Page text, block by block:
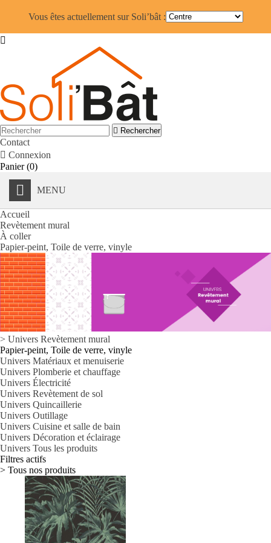
Vous êtes actuellement sur Soli’bât :

 Rechercher
Contact
 Connexion
Panier (0)
MENU
Accueil
Revètement mural
À coller
Papier-peint, Toile de verre, vinyle
> Univers Revètement mural
Papier-peint, Toile de verre, vinyle
Univers Matériaux et menuiserie
Univers Plomberie et chauffage
Univers Électricité
Univers Revètement de sol
Univers Quincaillerie
Univers Outillage
Univers Cuisine et salle de bain
Univers Décoration et éclairage
Univers Tous les produits
Filtres actifs
> Tous nos produits